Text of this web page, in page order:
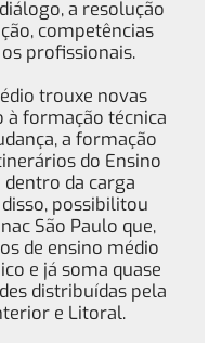
a resolução
competências
profissionais.
trouxe novas
à formação técnica
a formação
do Ensino
dentro da carga
possibilitou
São Paulo que,
de ensino médio
e já soma quase
distribuídas pela
e Litoral.